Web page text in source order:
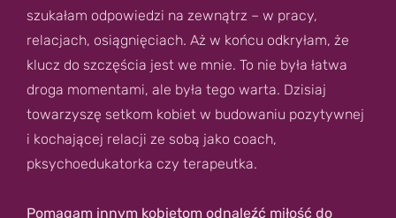
szukałam odpowiedzi na zewnątrz – w pracy,
relacjach, osiągnięciach. Aż w końcu odkryłam, że
klucz do szczęścia jest we mnie. To nie była łatwa
droga momentami, ale była tego warta. Dzisiaj
towarzyszę setkom kobiet w budowaniu pozytywnej
i kochającej relacji ze sobą jako coach,
pksychoedukatorka czy terapeutka.
Pomagam innym kobietom odnaleźć miłość do